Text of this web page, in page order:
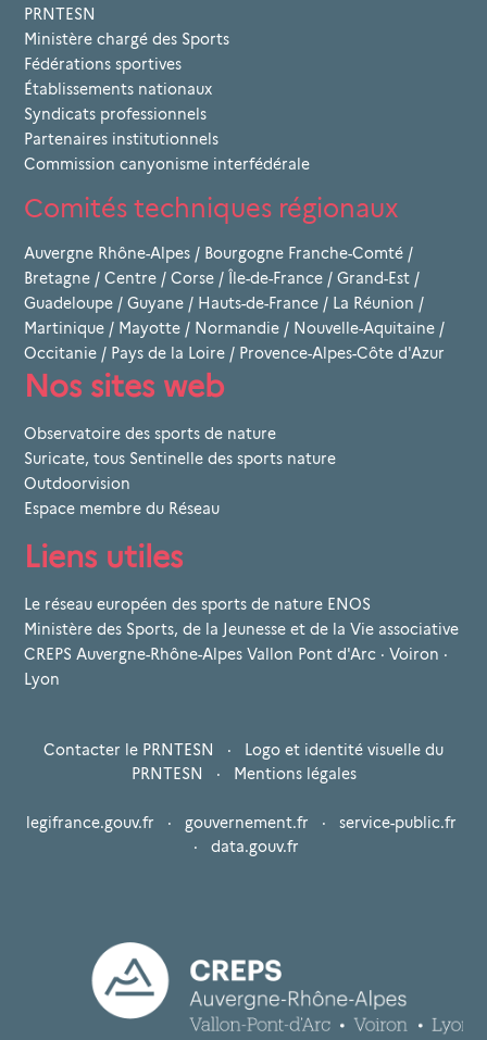
PRNTESN
Ministère chargé des Sports
Fédérations sportives
Établissements nationaux
Syndicats professionnels
Partenaires institutionnels
Commission canyonisme interfédérale
Comités techniques régionaux
Auvergne Rhône-Alpes / Bourgogne Franche-Comté /
Bretagne / Centre / Corse / Île-de-France / Grand-Est /
Guadeloupe / Guyane / Hauts-de-France / La Réunion /
Martinique / Mayotte / Normandie / Nouvelle-Aquitaine /
Occitanie / Pays de la Loire / Provence-Alpes-Côte d'Azur
Nos sites web
Observatoire des sports de nature
Suricate, tous Sentinelle des sports nature
Outdoorvision
Espace membre du Réseau
Liens utiles
Le réseau européen des sports de nature ENOS
Ministère des Sports, de la Jeunesse et de la Vie associative
CREPS Auvergne-Rhône-Alpes Vallon Pont d'Arc · Voiron ·
Lyon
Contacter le PRNTESN ·
Logo et identité visuelle du
PRNTESN
· Mentions légales
legifrance.gouv.fr · gouvernement.fr · service-public.fr
· data.gouv.fr